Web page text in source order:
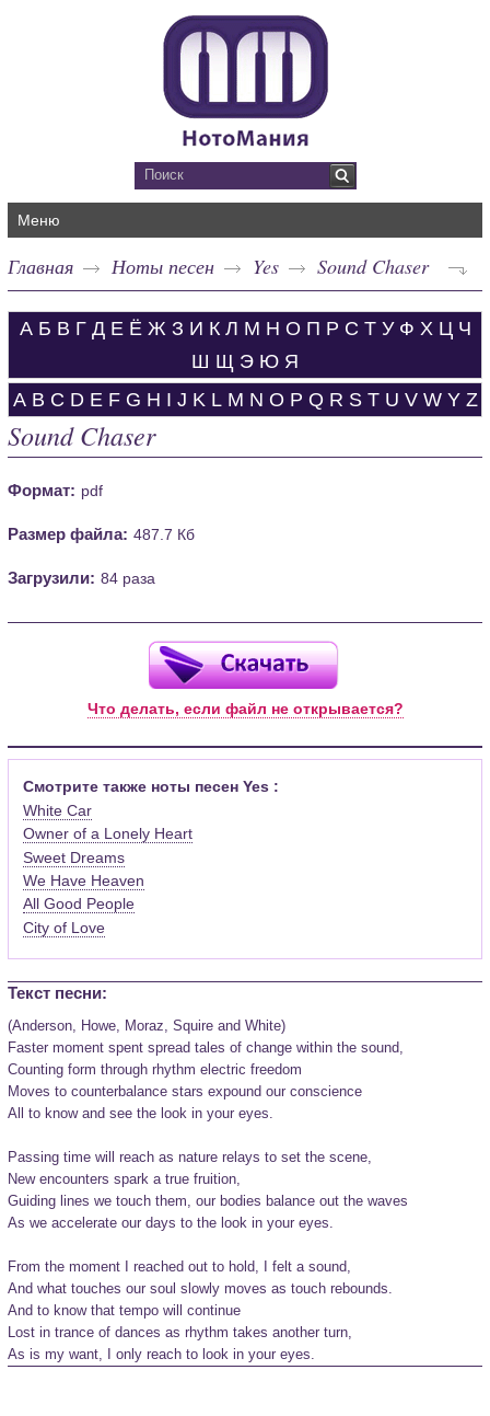
Меню
Главная Ноты песен Yes Sound Chaser
А Б В Г Д Е Ё Ж З И К Л М Н О П Р С Т У Ф Х Ц Ч
Ш Щ Э Ю Я
A B C D E F G H I J K L M N O P Q R S T U V W Y Z
Sound Chaser
Формат: pdf
Размер файла: 487.7 Кб
Загрузили: 84 раза
Что делать, если файл не открывается?
Смотрите также ноты песен Yes :
White Car
Owner of a Lonely Heart
Sweet Dreams
We Have Heaven
All Good People
City of Love
Текст песни:
(Anderson, Howe, Moraz, Squire and White)
Faster moment spent spread tales of change within the sound,
Counting form through rhythm electric freedom
Moves to counterbalance stars expound our conscience
All to know and see the look in your eyes.
Passing time will reach as nature relays to set the scene,
New encounters spark a true fruition,
Guiding lines we touch them, our bodies balance out the waves
As we accelerate our days to the look in your eyes.
From the moment I reached out to hold, I felt a sound,
And what touches our soul slowly moves as touch rebounds.
And to know that tempo will continue
Lost in trance of dances as rhythm takes another turn,
As is my want, I only reach to look in your eyes.